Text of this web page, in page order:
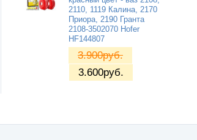
2110, 1119 Калина, 2170
Приора, 2190 Гранта
2108-3502070 Hofer
HF144807
3.900руб.
3.600руб.